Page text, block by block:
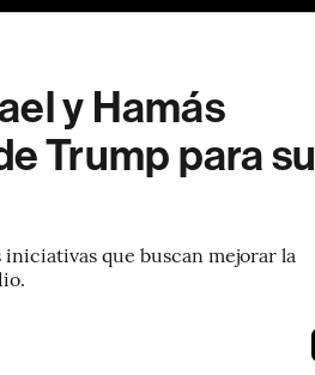
y Hamás
Trump para su
que buscan mejorar la